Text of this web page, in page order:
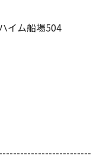
イム船場504